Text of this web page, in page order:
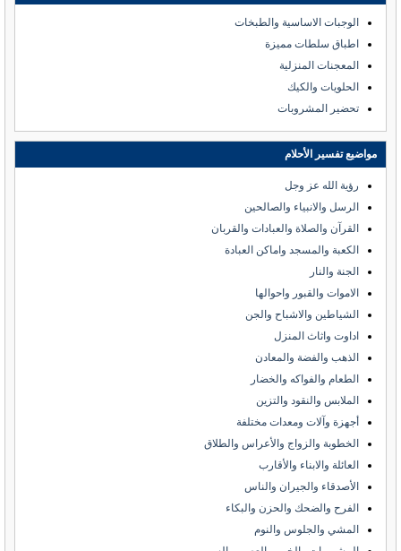
الوجبات الاساسية والطبخات
اطباق سلطات مميزة
المعجنات المنزلية
الحلويات والكيك
تحضير المشروبات
مواضيع تفسير الأحلام
رؤية الله عز وجل
الرسل والانبياء والصالحين
القرآن والصلاة والعبادات والقربان
الكعبة والمسجد واماكن العبادة
الجنة والنار
الاموات والقبور واحوالها
الشياطين والاشباح والجن
اداوت واثاث المنزل
الذهب والفضة والمعادن
الطعام والفواكه والخضار
الملابس والنقود والتزين
أجهزة وآلات ومعدات مختلفة
الخطوبة والزواج والأعراس والطلاق
العائلة والابناء والأقارب
الأصدقاء والجيران والناس
الفرح والضحك والحزن والبكاء
المشي والجلوس والنوم